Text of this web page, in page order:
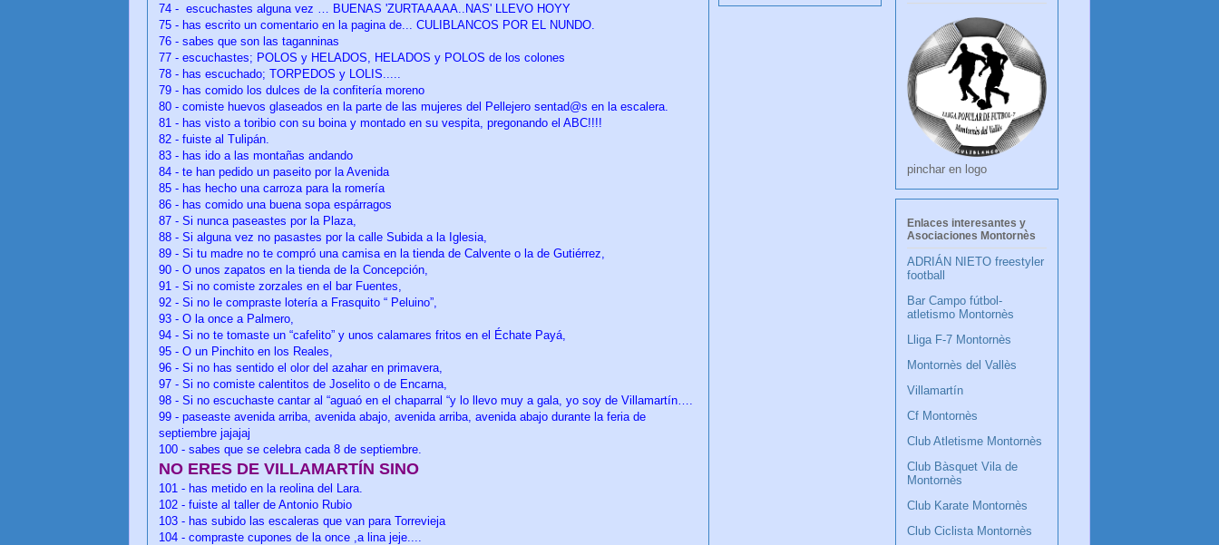
74 - escuchastes alguna vez … BUENAS 'ZURTAAAAA..NAS' LLEVO HOYY
75 - has escrito un comentario en la pagina de... CULIBLANCOS POR EL NUNDO.
76 - sabes que son las taganninas
77 - escuchastes; POLOS y HELADOS, HELADOS y POLOS de los colones
78 - has escuchado; TORPEDOS y LOLIS.....
79 - has comido los dulces de la confitería moreno
80 - comiste huevos glaseados en la parte de las mujeres del Pellejero sentad@s en la escalera.
81 - has visto a toribio con su boina y montado en su vespita, pregonando el ABC!!!!
82 - fuiste al Tulipán.
83 - has ido a las montañas andando
84 - te han pedido un paseito por la Avenida
85 - has hecho una carroza para la romería
86 - has comido una buena sopa espárragos
87 - Si nunca paseastes por la Plaza,
88 - Si alguna vez no pasastes por la calle Subida a la Iglesia,
89 - Si tu madre no te compró una camisa en la tienda de Calvente o la de Gutiérrez,
90 - O unos zapatos en la tienda de la Concepción,
91 - Si no comiste zorzales en el bar Fuentes,
92 - Si no le compraste lotería a Frasquito “ Peluino”,
93 - O la once a Palmero,
94 - Si no te tomaste un “cafelito” y unos calamares fritos en el Échate Payá,
95 - O un Pinchito en los Reales,
96 - Si no has sentido el olor del azahar en primavera,
97 - Si no comiste calentitos de Joselito o de Encarna,
98 - Si no escuchaste cantar al “aguaó en el chaparral “y lo llevo muy a gala, yo soy de Villamartín….
99 - paseaste avenida arriba, avenida abajo, avenida arriba, avenida abajo durante la feria de
septiembre jajajaj
100 - sabes que se celebra cada 8 de septiembre.
NO ERES DE VILLAMARTÍN SINO
101 - has metido en la reolina del Lara.
102 - fuiste al taller de Antonio Rubio
103 - has subido las escaleras que van para Torrevieja
104 - compraste cupones de la once ,a lina jeje....
pinchar en logo
Enlaces interesantes y
Asociaciones Montornès
ADRIÁN NIETO freestyler
football
Bar Campo fútbol-
atletismo Montornès
Lliga F-7 Montornès
Montornès del Vallès
Villamartín
Cf Montornès
Club Atletisme Montornès
Club Bàsquet Vila de
Montornès
Club Karate Montornès
Club Ciclista Montornès